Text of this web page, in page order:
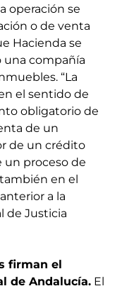
operación se
o de venta
Hacienda se
una compañía
“La
el sentido de
obligatorio de
de un
de un crédito
un proceso de
en el
a la
de Justicia
firman el
de Andalucía. El